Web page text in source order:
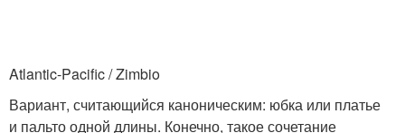
Atlantic-Pacific / Zimbio
Вариант, считающийся каноническим: юбка или платье
и пальто одной длины. Конечно, такое сочетание